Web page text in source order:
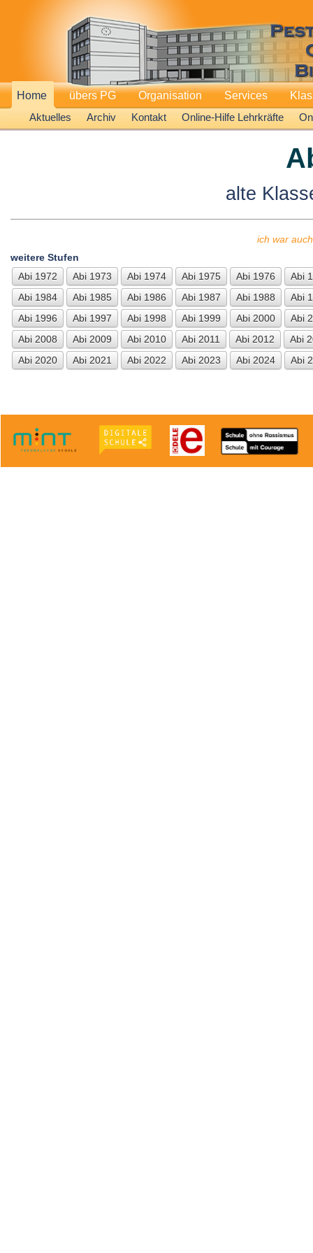
Home
Aktuelles
Archiv Kontakt Online-Hilfe Lehrkräfte
übers PG Organisation Services
alte
ich war
weitere Stufen
Abi 1972
Abi 1973 Abi 1974 Abi 1975 Abi 1976
Abi
Abi 1984
Abi 1985 Abi 1986 Abi 1987 Abi 1988
Abi
Abi 1996
Abi 1997 Abi 1998 Abi 1999 Abi 2000
Abi
Abi 2008
Abi 2009 Abi 2010 Abi 2011 Abi 2012
Abi
Abi 2020
Abi 2021 Abi 2022 Abi 2023 Abi 2024 Abi